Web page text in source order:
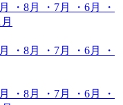
・8月 ・7月 ・6月
・
・8月 ・7月 ・6月
・
・8月 ・7月 ・6月
・